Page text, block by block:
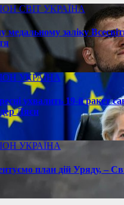
СВІТ УКРАЇНА
медальному заліку
УКРАЇНА
ухвалить 19-й ракет
Ляєн
УКРАЇНА
план дій Уряду, –